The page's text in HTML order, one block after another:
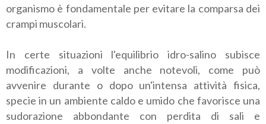
organismo è fondamentale per evitare la comparsa dei
crampi muscolari.
In certe situazioni l'equilibrio idro-salino subisce
modificazioni, a volte anche notevoli, come può
avvenire durante o dopo un'intensa attività fisica,
specie in un ambiente caldo e umido che favorisce una
sudorazione abbondante con perdita di sali e